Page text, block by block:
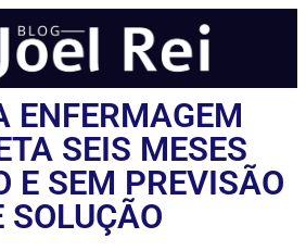
ENFERMAGEM
SEIS MESES
E SEM PREVISÃO
SOLUÇÃO